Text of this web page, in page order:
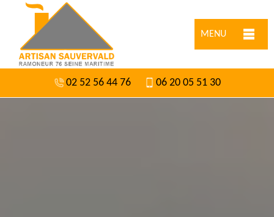
MENU
02 52 56 44 76 06 20 05 51 30